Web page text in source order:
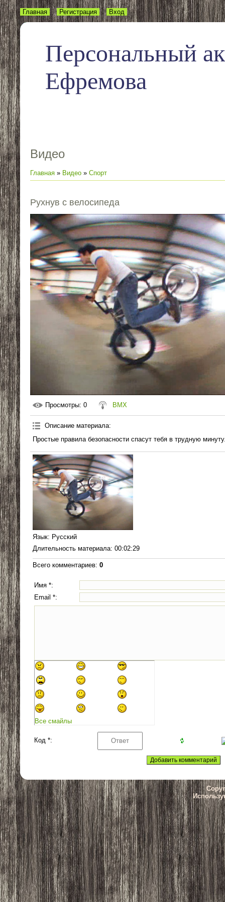
Персональный
Ефремова
Главная Регистрация Вход
Видео
Главная » Видео » Спорт
Рухнув с велосипеда
Просмотры: 0 BMX
Описание материала:
Простые правила безопасности спасут тебя в трудную
Язык: Русский
Длительность материала: 00:02:29
Всего комментариев: 0
Имя *:
Email *:
Все смайлы
Код *: